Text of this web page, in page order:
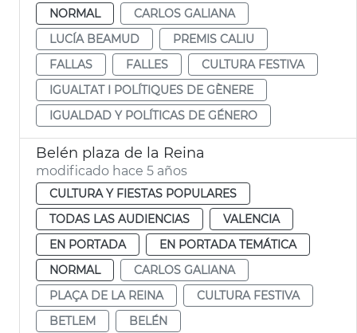
NORMAL
CARLOS GALIANA
LUCÍA BEAMUD
PREMIS CALIU
FALLAS
FALLES
CULTURA FESTIVA
IGUALTAT I POLÍTIQUES DE GÈNERE
IGUALDAD Y POLÍTICAS DE GÉNERO
Belén plaza de la Reina
modificado hace 5 años
CULTURA Y FIESTAS POPULARES
TODAS LAS AUDIENCIAS
VALENCIA
EN PORTADA
EN PORTADA TEMÁTICA
NORMAL
CARLOS GALIANA
PLAÇA DE LA REINA
CULTURA FESTIVA
BETLEM
BELÉN